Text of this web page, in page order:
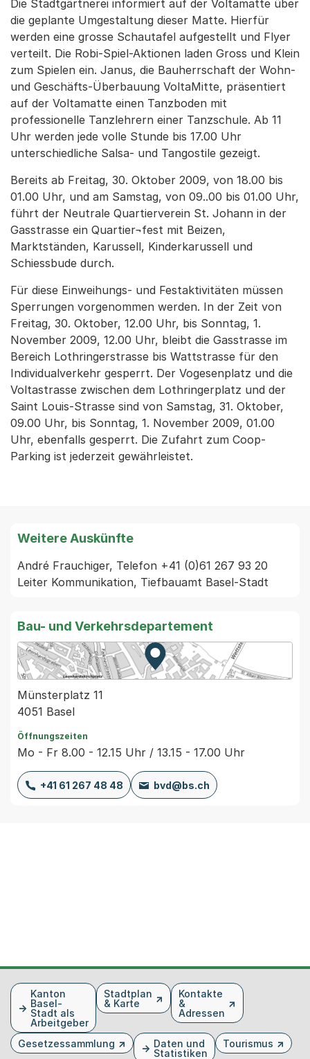
Die Stadtgärtnerei informiert auf der Voltamatte über
die geplante Umgestaltung dieser Matte. Hierfür
werden eine grosse Schautafel aufgestellt und Flyer
verteilt. Die Robi-Spiel-Aktionen laden Gross und Klein
zum Spielen ein. Janus, die Bauherrschaft der Wohn-
und Geschäfts-Überbauung VoltaMitte, präsentiert
auf der Voltamatte einen Tanzboden mit
professionelle Tanzlehrern einer Tanzschule. Ab 11
Uhr werden jede volle Stunde bis 17.00 Uhr
unterschiedliche Salsa- und Tangostile gezeigt.
Bereits ab Freitag, 30. Oktober 2009, von 18.00 bis
01.00 Uhr, und am Samstag, von 09..00 bis 01.00 Uhr,
führt der Neutrale Quartierverein St. Johann in der
Gasstrasse ein Quartier¬fest mit Beizen,
Marktständen, Karussell, Kinderkarussell und
Schiessbude durch.
Für diese Einweihungs- und Festaktivitäten müssen
Sperrungen vorgenommen werden. In der Zeit von
Freitag, 30. Oktober, 12.00 Uhr, bis Sonntag, 1.
November 2009, 12.00 Uhr, bleibt die Gasstrasse im
Bereich Lothringerstrasse bis Wattstrasse für den
Individualverkehr gesperrt. Der Vogesenplatz und die
Voltastrasse zwischen dem Lothringerplatz und der
Saint Louis-Strasse sind von Samstag, 31. Oktober,
09.00 Uhr, bis Sonntag, 1. November 2009, 01.00
Uhr, ebenfalls gesperrt. Die Zufahrt zum Coop-
Parking ist jederzeit gewährleistet.
Weitere Auskünfte
André Frauchiger, Telefon +41 (0)61 267 93 20
Leiter Kommunikation, Tiefbauamt Basel-Stadt
Bau- und Verkehrsdepartement
Zur Karte von MapBS.
Externer Link, wird in einem
Münsterplatz 11
4051 Basel
Öffnungszeiten
Mo - Fr 8.00 - 12.15 Uhr / 13.15 - 17.00 Uhr
+41 61 267 48 48 bvd@bs.ch
FusszeileKanton
Basel-
Stadt als
Arbeitgeber
Stadtplan
& Karte
Kontakte
&
Adressen
Gesetzessammlung
Daten und
Statistiken
Tourismus